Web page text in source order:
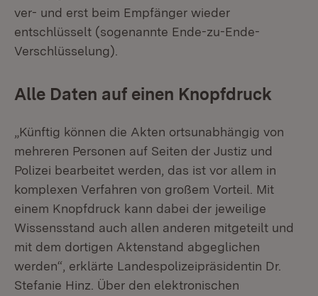
ver- und erst beim Empfänger wieder
entschlüsselt (sogenannte Ende-zu-Ende-
Verschlüsselung).
Alle Daten auf einen Knopfdruck
„Künftig können die Akten ortsunabhängig von
mehreren Personen auf Seiten der Justiz und
Polizei bearbeitet werden, das ist vor allem in
komplexen Verfahren von großem Vorteil. Mit
einem Knopfdruck kann dabei der jeweilige
Wissensstand auch allen anderen mitgeteilt und
mit dem dortigen Aktenstand abgeglichen
werden“, erklärte Landespolizeipräsidentin Dr.
Stefanie Hinz. Über den elektronischen